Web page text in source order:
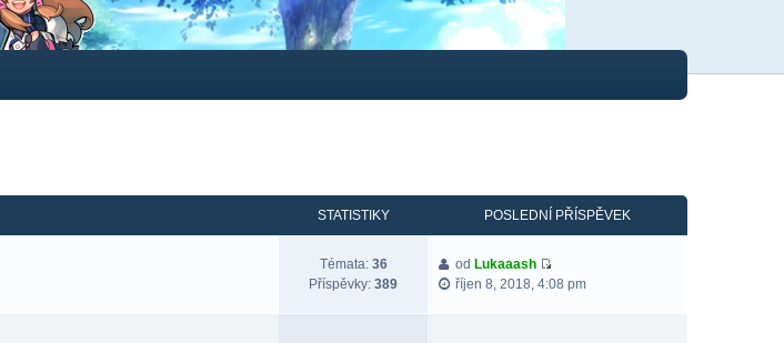
STATISTIKY POSLEDNÍ PŘÍSPĚVEK
Témata: 36
Příspěvky: 389
od Lukaaash
říjen 8, 2018, 4:08 pm